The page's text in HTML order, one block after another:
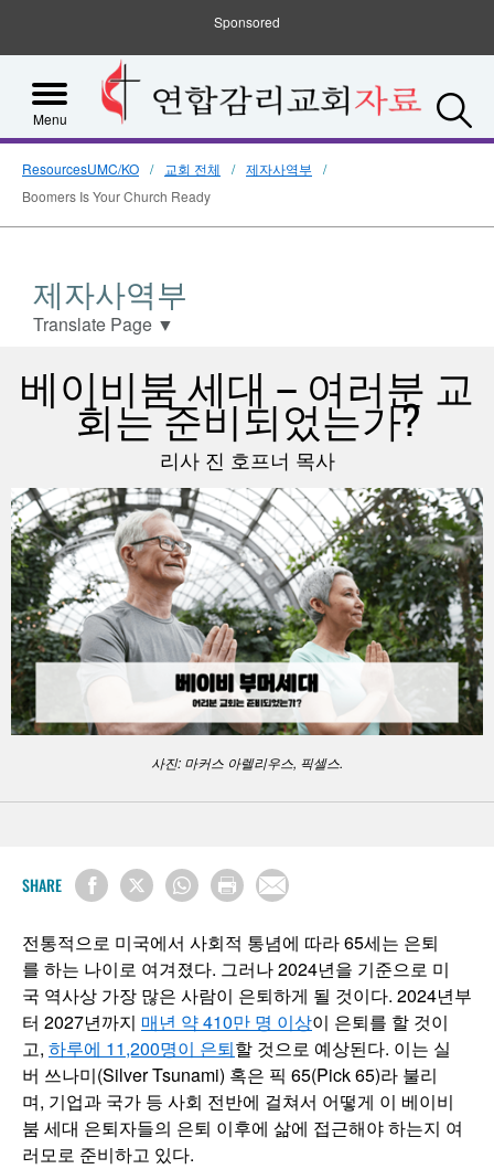
Sponsored
Menu
ResourcesUMC/KO 교회 전체
제자사역부
Boomers Is Your Church Ready
제자사역부
Translate Page ▼
베이비붐 세대 – 여러분 교
회는 준비되었는가?
리사 진 호프너 목사
사진: 마커스 아렐리우스, 픽셀스.
SHARE
전통적으로 미국에서 사회적 통념에 따라 65세는 은퇴
를 하는 나이로 여겨졌다. 그러나 2024년을 기준으로 미
국 역사상 가장 많은 사람이 은퇴하게 될 것이다. 2024년부
터 2027년까지 매년 약 410만 명 이상이 은퇴를 할 것이
고, 하루에 11,200명이 은퇴할 것으로 예상된다. 이는 실
버 쓰나미(Silver Tsunami) 혹은 픽 65(Pick 65)라 불리
며, 기업과 국가 등 사회 전반에 걸쳐서 어떻게 이 베이비
붐 세대 은퇴자들의 은퇴 이후에 삶에 접근해야 하는지 여
러모로 준비하고 있다.